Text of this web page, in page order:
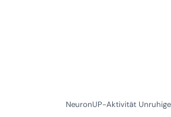
NeuronUP-Aktivität